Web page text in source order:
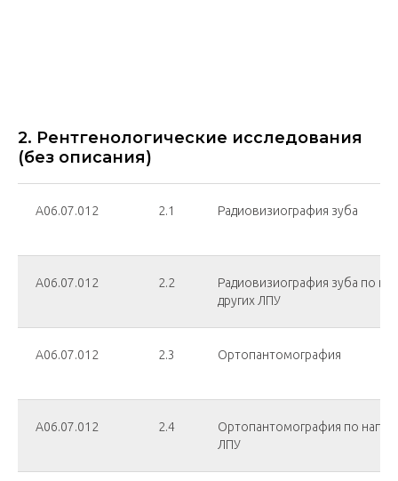
2. Рентгенологические исследования
(без описания)
А06.07.012 2.1 Радиовизиография зуба
А06.07.012 2.2
Радиовизиография зуба по
других ЛПУ
А06.07.012 2.3 Ортопантомография
А06.07.012 2.4
Ортопантомография по
ЛПУ